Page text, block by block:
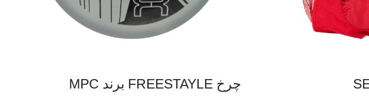
چرخ FREESTAYLE برند MPC